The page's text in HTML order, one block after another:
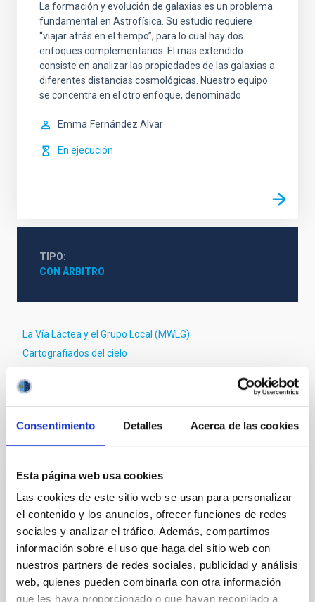
Consentimiento Detalles Acerca de las cookies
Esta página web usa cookies
Las cookies de este sitio web se usan para personalizar
el contenido y los anuncios, ofrecer funciones de redes
sociales y analizar el tráfico. Además, compartimos
información sobre el uso que haga del sitio web con
nuestros partners de redes sociales, publicidad y análisis
web, quienes pueden combinarla con otra información
que les haya proporcionado o que hayan recopilado a
La formación y evolución de galaxias es un problema
fundamental en Astrofísica. Su estudio requiere
“viajar atrás en el tiempo”, para lo cual hay dos
enfoques complementarios. El mas extendido
consiste en analizar las propiedades de las galaxias a
diferentes distancias cosmológicas. Nuestro equipo
se concentra en el otro enfoque, denominado
Emma Fernández Alvar
En ejecución
TIPO
CON ÁRBITRO
La Vía Láctea y el Grupo Local (MWLG)
Cartografiados del cielo
Te puede interesar
Magnetic Field Alignment with Dense
Cores in the Transition between Cloud and
Core Scales
we expect to see alignments between the magnetic